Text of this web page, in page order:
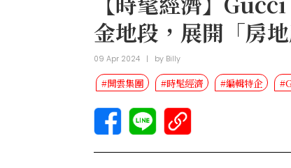
金地段，展開「房
09 Apr 2024 | by Billy
#開雲集團 #時髦經濟 #編輯特企